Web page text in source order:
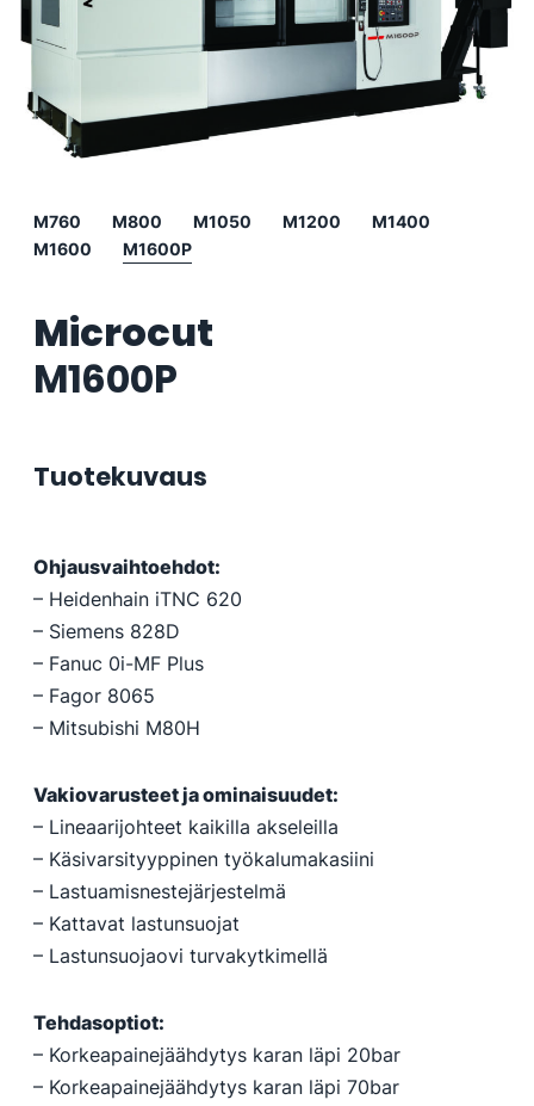
M760 M800 M1050 M1200
M1400
M1600
M1600P
Microcut
M1600P
Tuotekuvaus
Ohjausvaihtoehdot:
– Heidenhain iTNC 620
– Siemens 828D
– Fanuc 0i-MF Plus
– Fagor 8065
– Mitsubishi M80H
Vakiovarusteet ja ominaisuudet:
– Lineaarijohteet kaikilla akseleilla
– Käsivarsityyppinen työkalumakasiini
– Lastuamisnestejärjestelmä
– Kattavat lastunsuojat
– Lastunsuojaovi turvakytkimellä
Tehdasoptiot:
– Korkeapainejäähdytys karan läpi 20bar
– Korkeapainejäähdytys karan läpi 70bar